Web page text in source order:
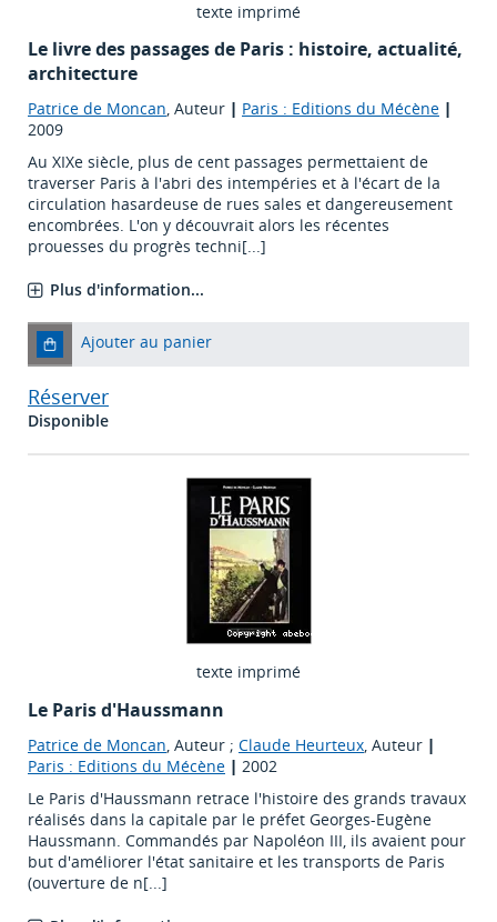
texte imprimé
Le livre des passages de Paris : histoire, actualité,
architecture
Patrice de Moncan, Auteur | Paris : Editions du Mécène |
2009
Au XIXe siècle, plus de cent passages permettaient de
traverser Paris à l'abri des intempéries et à l'écart de la
circulation hasardeuse de rues sales et dangereusement
encombrées. L'on y découvrait alors les récentes
prouesses du progrès techni[...]
Plus d'information...
Ajouter au panier
Réserver
Disponible
texte imprimé
Le Paris d'Haussmann
Patrice de Moncan, Auteur ; Claude Heurteux, Auteur |
Paris : Editions du Mécène | 2002
Le Paris d'Haussmann retrace l'histoire des grands travaux
réalisés dans la capitale par le préfet Georges-Eugène
Haussmann. Commandés par Napoléon III, ils avaient pour
but d'améliorer l'état sanitaire et les transports de Paris
(ouverture de n[...]